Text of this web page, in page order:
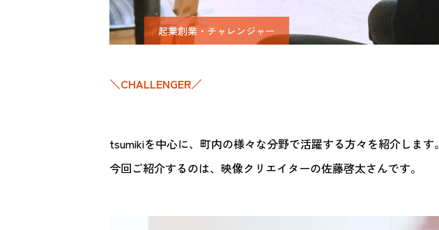
起業創業・チャレンジャー
＼CHALLENGER／
tsumikiを中心に、町内の様々な分野で活躍する方々を紹介します。
今回ご紹介するのは、映像クリエイターの佐藤啓太さんです。